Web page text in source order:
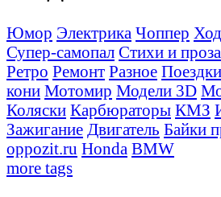
Юмор Электрика Чоппер
Супер-самопал Стихи и проза
Ретро Ремонт Разное Поездки
кони Мотомир Модели 3D
Коляски Карбюраторы КМЗ
Зажигание Двигатель Байки
oppozit.ru Honda BMW
more tags